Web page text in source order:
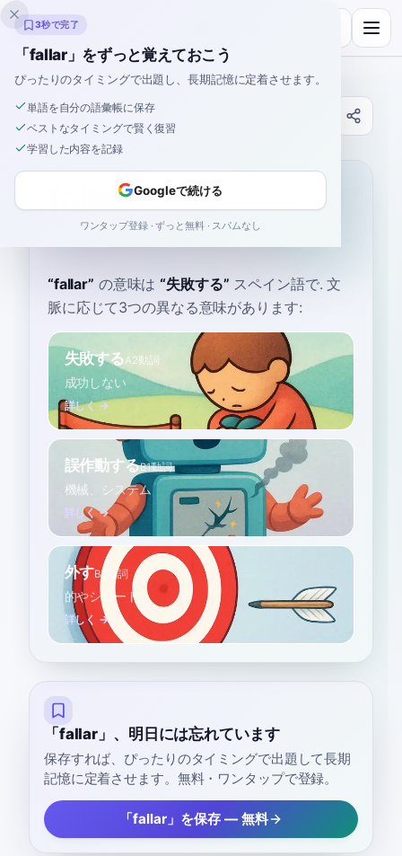
Inklingo
辞書
ホーム›スペイン語
fallar
fah-YAR faˈʝaɾ
“fallar” の意味は “失敗する” スペイン語で. 文
脈に応じて3つの異なる意味があります:
失敗するA2動詞
成功しない
詳しく →
誤作動するB1動詞
機械、システム
詳しく →
外すB2 動詞
的やシュート
詳しく →
「fallar」、明日には忘れています
保存すれば、ぴったりのタイミングで出題して長期
記憶に定着させます。無料・ワンタップで登録。
「fallar」を保存 — 無料
3秒で完了
「fallar」をずっと覚えておこう
ぴったりのタイミングで出題し、長期記憶に定着させます。
単語を自分の語彙帳に保存
ベストなタイミングで賢く復習
学習した内容を記録
Googleで続ける
ワンタップ登録 · ずっと無料 · スパムなし